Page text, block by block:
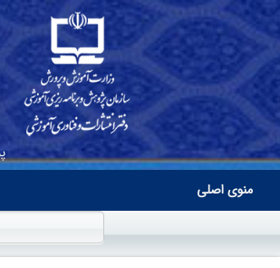
منوی اصلی